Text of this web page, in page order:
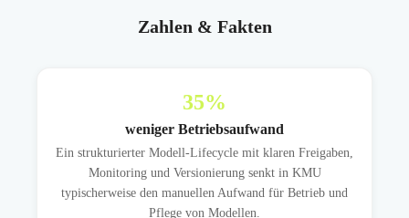
Zahlen & Fakten
35%
weniger Betriebsaufwand
Ein strukturierter Modell-Lifecycle mit klaren Freigaben,
Monitoring und Versionierung senkt in KMU
typischerweise den manuellen Aufwand für Betrieb und
Pflege von Modellen.